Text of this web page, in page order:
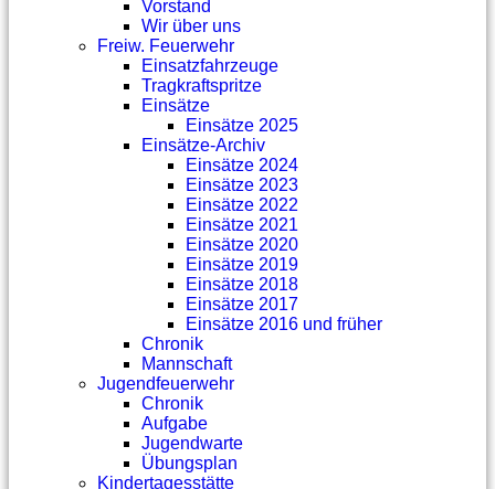
Vorstand
Wir über uns
Freiw. Feuerwehr
Einsatzfahrzeuge
Tragkraftspritze
Einsätze
Einsätze 2025
Einsätze-Archiv
Einsätze 2024
Einsätze 2023
Einsätze 2022
Einsätze 2021
Einsätze 2020
Einsätze 2019
Einsätze 2018
Einsätze 2017
Einsätze 2016 und früher
Chronik
Mannschaft
Jugendfeuerwehr
Chronik
Aufgabe
Jugendwarte
Übungsplan
Kindertagesstätte